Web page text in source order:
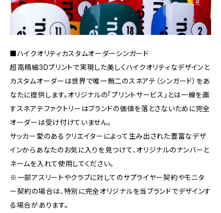
■ハイクオリティカスタムオーダーシンガード
超高精細3Dプリントで実現した美しくハイクオリティなデザインと
カスタムオーダーは世界で唯一無二のスネアテ（シンガード）をあ
なたに提供します。オリジナルの「プリントサービス」とは一線を画
すスネアテファクトリーはブランドの価値を落とさないために完全
オーダーは受け付けていません。
サッカー愛のあるクリエイターによって生み出された豊富なデザ
インからあなたのお気に入りを見つけて、オリジナルのナンバーと
ネームを入れて使用してください。
※一部アスリートやクラブに対してのサプライヤー契約やモニタ
ー契約の場合は、特別に完全オリジナルを当ブランドでデザインす
る場合があります。